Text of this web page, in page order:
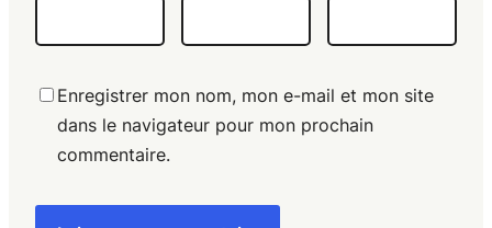
Enregistrer mon nom, mon e-mail et mon site
dans le navigateur pour mon prochain
commentaire.